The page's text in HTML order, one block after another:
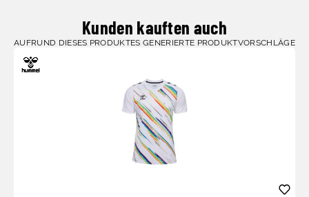
Kunden kauften auch
AUFRUND DIESES PRODUKTES GENERIERTE PRODUKTVORSCHLÄGE